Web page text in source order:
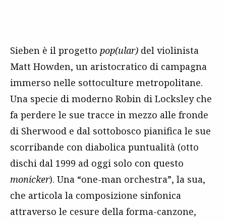
Sieben è il progetto pop(ular) del violinista
Matt Howden, un aristocratico di campagna
immerso nelle sottoculture metropolitane.
Una specie di moderno Robin di Locksley che
fa perdere le sue tracce in mezzo alle fronde
di Sherwood e dal sottobosco pianifica le sue
scorribande con diabolica puntualità (otto
dischi dal 1999 ad oggi solo con questo
monicker). Una “one-man orchestra”, la sua,
che articola la composizione sinfonica
attraverso le cesure della forma-canzone,